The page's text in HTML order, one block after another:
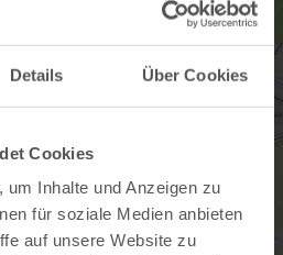
Details Über Cookies
Cookies
Inhalte und Anzeigen zu
für soziale Medien anbieten
auf unsere Website zu